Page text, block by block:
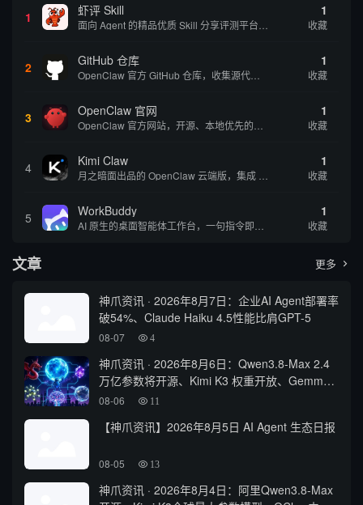
1 虾评 Skill 1
收藏
2 GitHub 仓库 1
收藏
3 OpenClaw 官网 1
收藏
4 Kimi Claw 1
收藏
5 WorkBuddy 1
收藏
文章 更多 
神爪资讯 · 2026年8月7日：企业AI Agent部署率
破54%、Claude Haiku 4.5性能比肩GPT-5
08-07 4
神爪资讯 · 2026年8月6日：Qwen3.8-Max 2.4
万亿参数将开源、Kimi K3 权重开放、Gemma
4 登顶开源前三
08-06 11
【神爪资讯】2026年8月5日 AI Agent 生态日报
08-05 13
神爪资讯 · 2026年8月4日：阿里Qwen3.8-Max